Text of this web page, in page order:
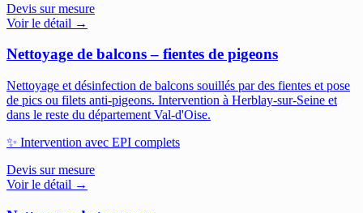
Devis sur mesure
Voir le détail →
Nettoyage de balcons – fientes de pigeons
Nettoyage et désinfection de balcons souillés par des fientes et pose
de pics ou filets anti-pigeons. Intervention à Herblay-sur-Seine et
dans le reste du département Val-d'Oise.
✨ Intervention avec EPI complets
Devis sur mesure
Voir le détail →